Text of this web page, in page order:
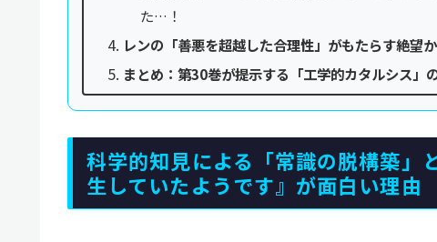
た…！
レンの「善悪を超越した合理性」がもたらす絶望
まとめ：第30巻が提示する「工学的カタルシス」
科学的知見による「常識の脱構築」
生していたようです』が面白い理由